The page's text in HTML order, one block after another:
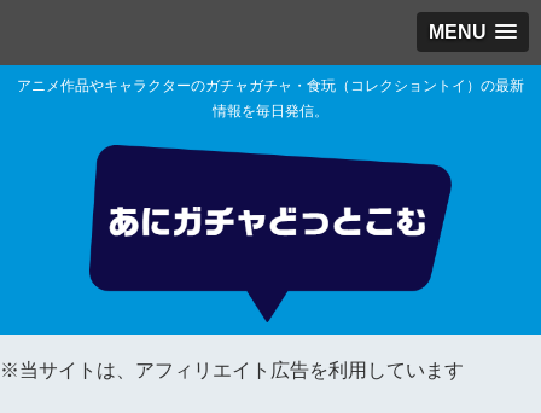
MENU
アニメ作品やキャラクターのガチャガチャ・食玩（コレクショントイ）の最新
情報を毎日発信。
※当サイトは、アフィリエイト広告を利用しています